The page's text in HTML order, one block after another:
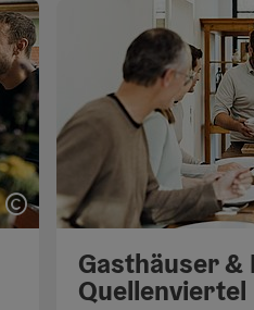
Copyright öffnen
Gasthäuser
Quellenviertel